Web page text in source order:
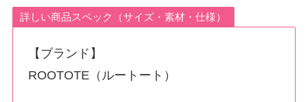
詳しい商品スペック（サイズ・素材・仕様）
【ブランド】
ROOTOTE（ルートート）